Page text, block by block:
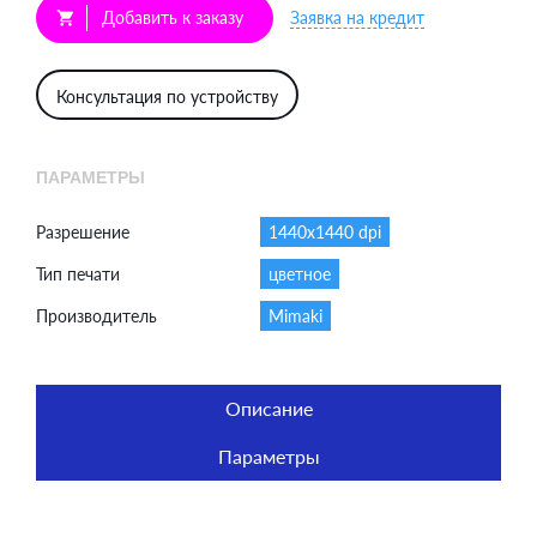
Описание
Параметры
shopping_cart Добавить к заказу Заявка на кредит
Консультация по устройству
ПАРАМЕТРЫ
Разрешение 1440x1440 dpi
Тип печати цветное
Производитель Mimaki